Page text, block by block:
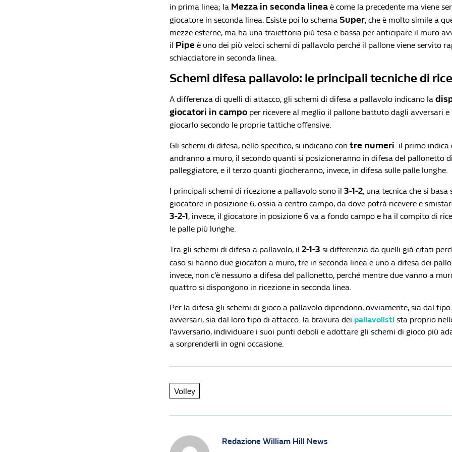
in prima linea; la Mezza in seconda linea è come la precedente ma viene
giocatore in seconda linea. Esiste poi lo schema Super, che è molto simile a
mezze esterne, ma ha una traiettoria più tesa e bassa per anticipare il muro
il Pipe è uno dei più veloci schemi di pallavolo perché il pallone viene servito
schiacciatore in seconda linea.
Schemi difesa pallavolo: le principali tecniche di
A differenza di quelli di attacco, gli schemi di difesa a pallavolo indicano la
giocatori in campo per ricevere al meglio il pallone battuto dagli avversari e
giocarlo secondo le proprie tattiche offensive.
Gli schemi di difesa, nello specifico, si indicano con tre numeri: il primo
andranno a muro, il secondo quanti si posizioneranno in difesa del pallonetto
palleggiatore, e il terzo quanti giocheranno, invece, in difesa sulle palle lunghe.
I principali schemi di ricezione a pallavolo sono il 3-1-2, una tecnica che si basa
giocatore in posizione 6, ossia a centro campo, da dove potrà ricevere e
3-2-1, invece, il giocatore in posizione 6 va a fondo campo e ha il compito di
le palle più lunghe.
Tra gli schemi di difesa a pallavolo, il 2-1-3 si differenzia da quelli già citati
caso si hanno due giocatori a muro, tre in seconda linea e uno a difesa dei
invece, non c’è nessuno a difesa del pallonetto, perché mentre due vanno a
quattro si dispongono in ricezione in seconda linea.
Per la difesa gli schemi di gioco a pallavolo dipendono, ovviamente, sia dal
avversari, sia dal loro tipo di attacco: la bravura dei pallavolisti sta proprio
l’avversario, individuare i suoi punti deboli e adottare gli schemi di gioco più
a sorprenderli in ogni occasione.
Volley
Redazione William Hill News